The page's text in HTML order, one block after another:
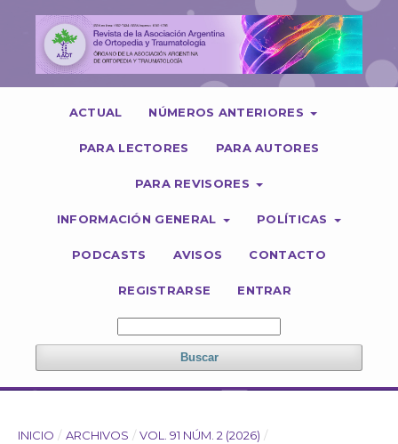
ACTUAL NÚMEROS ANTERIORES
PARA LECTORES PARA AUTORES
PARA REVISORES
INFORMACIÓN GENERAL POLÍTICAS
PODCASTS AVISOS CONTACTO
REGISTRARSE ENTRAR
Buscar
INICIO / ARCHIVOS / VOL. 91 NÚM. 2 (2026) /